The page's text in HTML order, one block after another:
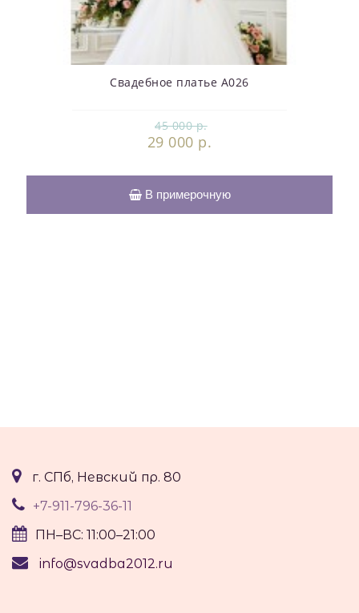
Свадебное платье А026
45 000 р.
29 000 р.
В примерочную
г. СПб, Невский пр. 80
+7-911-796-36-11
ПН–ВС: 11:00–21:00
info@svadba2012.ru